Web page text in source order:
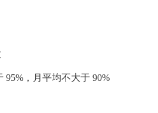
95%，月平均不大于 90%